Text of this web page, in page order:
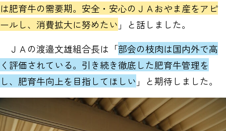
は肥育牛の需要期。安全・安心のＪＡおやま産をアピ
ールし、消費拡大に努めたい 」と話しました。
ＪＡの渡邉文雄組合長は「部会の枝肉は国内外で高
く評価されている。引き続き徹底した肥育牛管理を
し、肥育牛向上を目指してほしい 」と期待しました。